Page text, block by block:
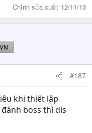
Chỉnh sửa cuối: 12/11/13
#187
khi thiết lập
boss thì dis